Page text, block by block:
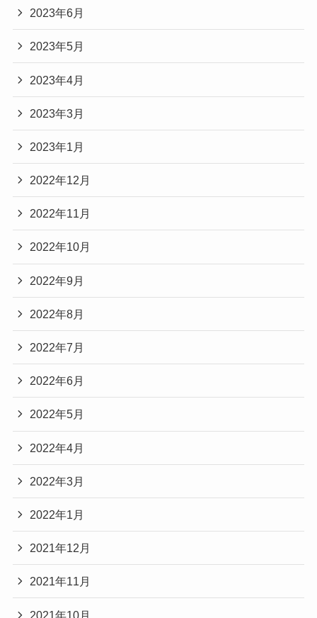
2023年6月
2023年5月
2023年4月
2023年3月
2023年1月
2022年12月
2022年11月
2022年10月
2022年9月
2022年8月
2022年7月
2022年6月
2022年5月
2022年4月
2022年3月
2022年1月
2021年12月
2021年11月
2021年10月